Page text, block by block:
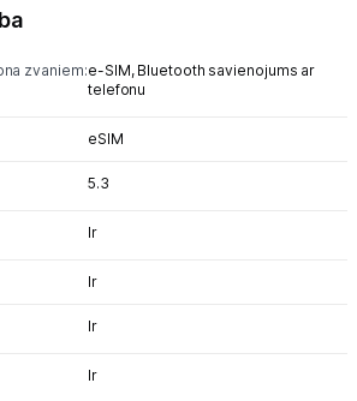
zvaniem:e-SIM, Bluetooth savienojums ar
telefonu
eSIM
5.3
Ir
Ir
Ir
Ir